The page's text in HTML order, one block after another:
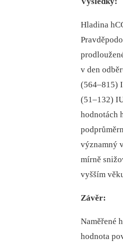
Hladina
v den
(564–815)
(51–132)
hodnotách
významný
mírně
vyšším
Závěr:
Naměřené
hodnota